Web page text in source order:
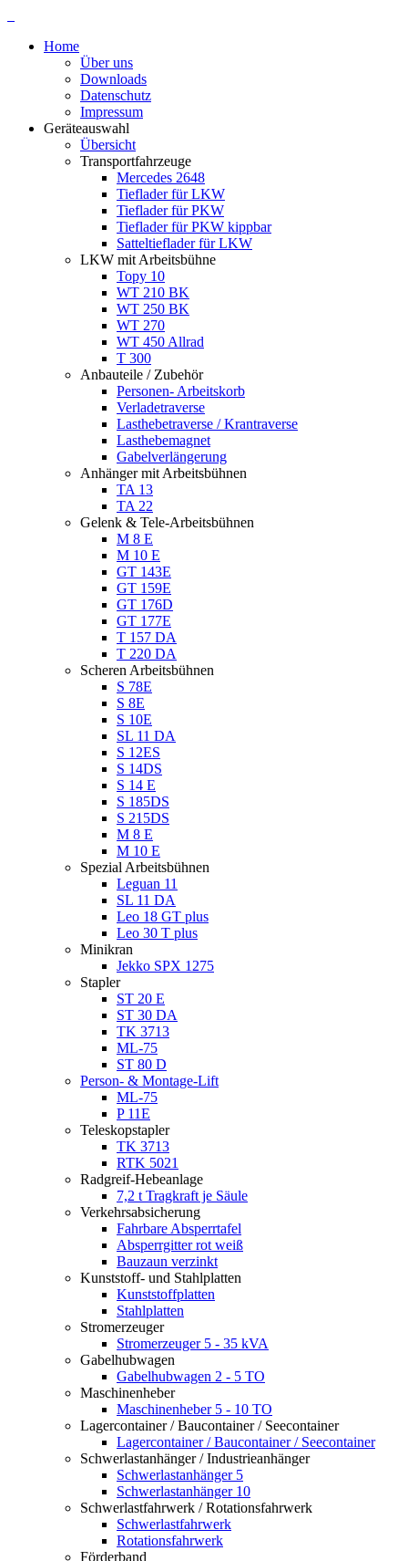
Home
Über uns
Downloads
Datenschutz
Impressum
Geräteauswahl
Übersicht
Transportfahrzeuge
Mercedes 2648
Tieflader für LKW
Tieflader für PKW
Tieflader für PKW kippbar
Satteltieflader für LKW
LKW mit Arbeitsbühne
Topy 10
WT 210 BK
WT 250 BK
WT 270
WT 450 Allrad
T 300
Anbauteile / Zubehör
Personen- Arbeitskorb
Verladetraverse
Lasthebetraverse / Krantraverse
Lasthebemagnet
Gabelverlängerung
Anhänger mit Arbeitsbühnen
TA 13
TA 22
Gelenk & Tele-Arbeitsbühnen
M 8 E
M 10 E
GT 143E
GT 159E
GT 176D
GT 177E
T 157 DA
T 220 DA
Scheren Arbeitsbühnen
S 78E
S 8E
S 10E
SL 11 DA
S 12ES
S 14DS
S 14 E
S 185DS
S 215DS
M 8 E
M 10 E
Spezial Arbeitsbühnen
Leguan 11
SL 11 DA
Leo 18 GT plus
Leo 30 T plus
Minikran
Jekko SPX 1275
Stapler
ST 20 E
ST 30 DA
TK 3713
ML-75
ST 80 D
Person- & Montage-Lift
ML-75
P 11E
Teleskopstapler
TK 3713
RTK 5021
Radgreif-Hebeanlage
7,2 t Tragkraft je Säule
Verkehrsabsicherung
Fahrbare Absperrtafel
Absperrgitter rot weiß
Bauzaun verzinkt
Kunststoff- und Stahlplatten
Kunststoffplatten
Stahlplatten
Stromerzeuger
Stromerzeuger 5 - 35 kVA
Gabelhubwagen
Gabelhubwagen 2 - 5 TO
Maschinenheber
Maschinenheber 5 - 10 TO
Lagercontainer / Baucontainer / Seecontainer
Lagercontainer / Baucontainer / Seecontainer
Schwerlastanhänger / Industrieanhänger
Schwerlastanhänger 5
Schwerlastanhänger 10
Schwerlastfahrwerk / Rotationsfahrwerk
Schwerlastfahrwerk
Rotationsfahrwerk
Förderband